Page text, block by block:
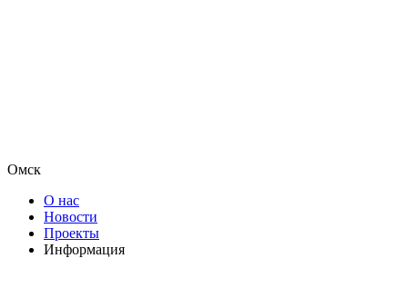
Омск
О нас
Новости
Проекты
Информация